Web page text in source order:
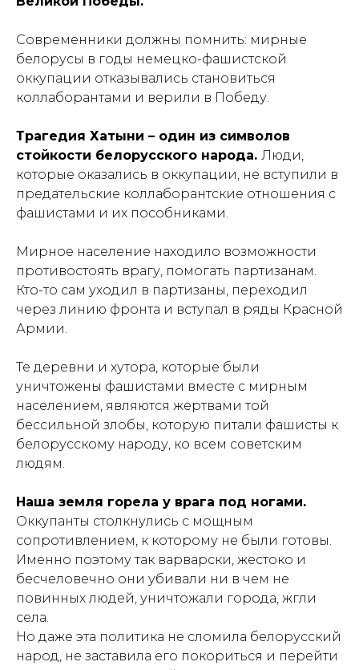
Современники должны помнить: мирные
белорусы в годы немецко-фашистской
оккупации отказывались становиться
коллаборантами и верили в Победу.
Трагедия Хатыни – один из символов
стойкости белорусского народа. Люди,
которые оказались в оккупации, не вступили в
предательские коллаборантские отношения с
фашистами и их пособниками.
Мирное население находило возможности
противостоять врагу, помогать партизанам.
Кто-то сам уходил в партизаны, переходил
через линию фронта и вступал в ряды Красной
Армии.
Те деревни и хутора, которые были
уничтожены фашистами вместе с мирным
населением, являются жертвами той
бессильной злобы, которую питали фашисты к
белорусскому народу, ко всем советским
людям.
Наша земля горела у врага под ногами.
Оккупанты столкнулись с мощным
сопротивлением, к которому не были готовы.
Именно поэтому так варварски, жестоко и
бесчеловечно они убивали ни в чем не
повинных людей, уничтожали города, жгли
села.
Но даже эта политика не сломила белорусский
народ, не заставила его покориться и перейти